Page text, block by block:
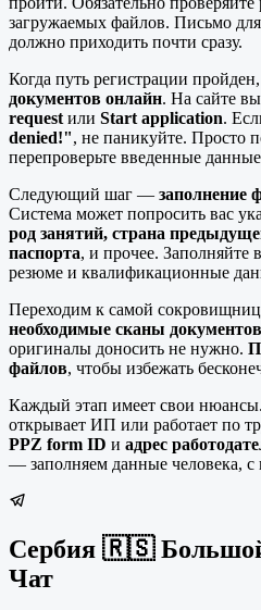
загружаемых файлов. Письмо
должно приходить почти сразу.
Когда путь регистрации пройден,
документов онлайн. На сайте
request или Start application.
denied!", не паникуйте. Просто
перепроверьте введенные
Следующий шаг — заполнение
Система может попросить вас
род занятий, страна
паспорта, и прочее. Заполняйте
резюме и квалификационные
Переходим к самой
необходимые сканы документов
оригиналы доносить не нужно.
файлов, чтобы избежать
Каждый этап имеет свои
открывает ИП или работает по
PPZ form ID и адрес
— заполняем данные человека, с
Сербия 🇷🇸
Чат